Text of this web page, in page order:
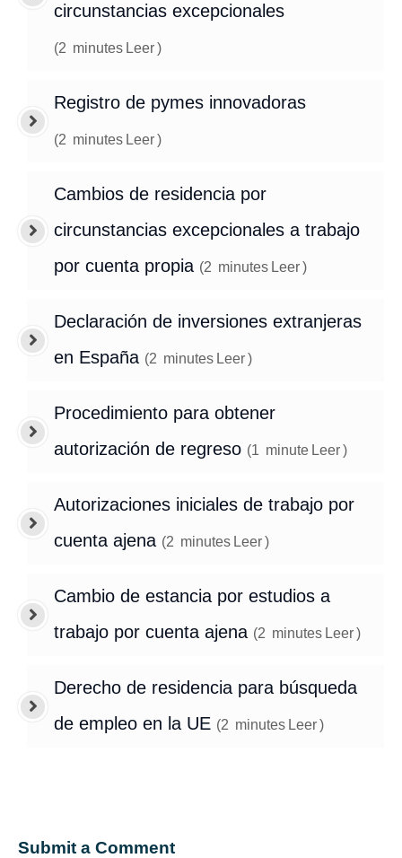
circunstancias excepcionales
(2 minutes Leer)
Registro de pymes innovadoras
(2 minutes Leer)
Cambios de residencia por
circunstancias excepcionales a trabajo
por cuenta propia (2 minutes Leer)
Declaración de inversiones extranjeras
en España (2 minutes Leer)
Procedimiento para obtener
autorización de regreso (1 minute Leer)
Autorizaciones iniciales de trabajo por
cuenta ajena (2 minutes Leer)
Cambio de estancia por estudios a
trabajo por cuenta ajena (2 minutes Leer)
Derecho de residencia para búsqueda
de empleo en la UE (2 minutes Leer)
Submit a Comment